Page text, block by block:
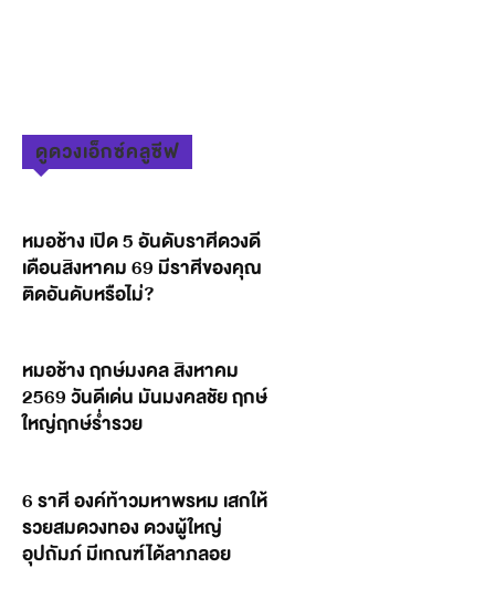
ดูดวงเอ็กซ์คลูซีฟ
หมอช้าง เปิด 5 อันดับราศีดวงดี
เดือนสิงหาคม 69 มีราศีของคุณ
ติดอันดับหรือไม่?
หมอช้าง ฤกษ์มงคล สิงหาคม
2569 วันดีเด่น มันมงคลชัย ฤกษ์
ใหญ่ฤกษ์ร่ำรวย
6 ราศี องค์ท้าวมหาพรหม เสกให้
รวยสมดวงทอง ดวงผู้ใหญ่
อุปถัมภ์ มีเกณฑ์ได้ลาภลอย